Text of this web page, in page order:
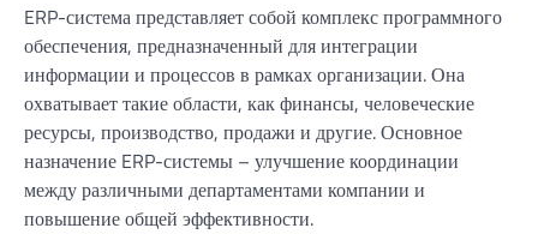
ERP-система представляет собой комплекс программного
обеспечения, предназначенный для интеграции
информации и процессов в рамках организации. Она
охватывает такие области, как финансы, человеческие
ресурсы, производство, продажи и другие. Основное
назначение ERP-системы – улучшение координации
между различными департаментами компании и
повышение общей эффективности.